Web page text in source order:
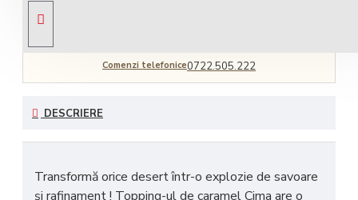
Comenzi telefonice0722.505.222
DESCRIERE
Transformă orice desert într-o explozie de savoare
și rafinament! Topping-ul de caramel Cima are o